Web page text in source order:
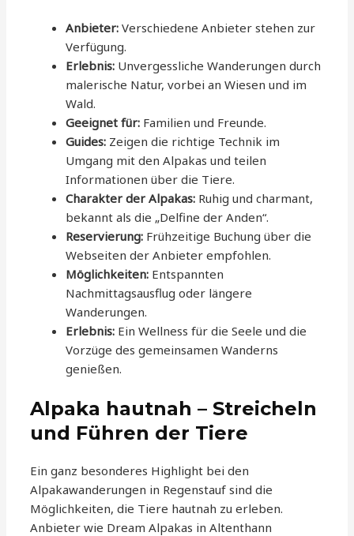
Anbieter: Verschiedene Anbieter stehen zur
Verfügung.
Erlebnis: Unvergessliche Wanderungen durch
malerische Natur, vorbei an Wiesen und im
Wald.
Geeignet für: Familien und Freunde.
Guides: Zeigen die richtige Technik im
Umgang mit den Alpakas und teilen
Informationen über die Tiere.
Charakter der Alpakas: Ruhig und charmant,
bekannt als die „Delfine der Anden“.
Reservierung: Frühzeitige Buchung über die
Webseiten der Anbieter empfohlen.
Möglichkeiten: Entspannten
Nachmittagsausflug oder längere
Wanderungen.
Erlebnis: Ein Wellness für die Seele und die
Vorzüge des gemeinsamen Wanderns
genießen.
Alpaka hautnah – Streicheln
und Führen der Tiere
Ein ganz besonderes Highlight bei den
Alpakawanderungen in Regenstauf sind die
Möglichkeiten, die Tiere hautnah zu erleben.
Anbieter wie Dream Alpakas in Altenthann